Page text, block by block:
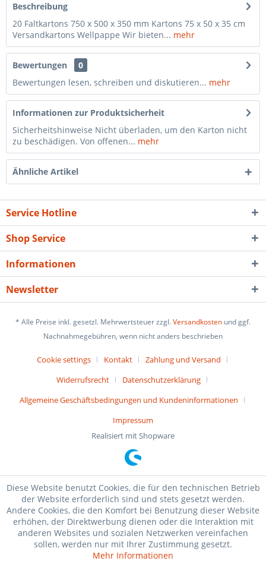
Beschreibung
20 Faltkartons 750 x 500 x 350 mm Kartons 75 x 50 x 35 cm
Versandkartons Wellpappe Wir bieten... mehr
Bewertungen
0
Bewertungen lesen, schreiben und diskutieren... mehr
Informationen zur Produktsicherheit
Sicherheitshinweise Nicht überladen, um den Karton nicht
zu beschädigen. Von offenen... mehr
Ähnliche Artikel
Service Hotline
Shop Service
Informationen
Newsletter
* Alle Preise inkl. gesetzl. Mehrwertsteuer zzgl.Versandkosten und ggf.
Nachnahmegebühren, wenn nicht anders beschrieben
Cookie settings Kontakt
Zahlung und Versand
Widerrufsrecht
Datenschutzerklärung
Allgemeine Geschäftsbedingungen und Kundeninformationen
Impressum
Realisiert mit Shopware
Diese Website benutzt Cookies, die für den technischen Betrieb
der Website erforderlich sind und stets gesetzt werden.
Andere Cookies, die den Komfort bei Benutzung dieser Website
erhöhen, der Direktwerbung dienen oder die Interaktion mit
anderen Websites und sozialen Netzwerken vereinfachen
sollen, werden nur mit Ihrer Zustimmung gesetzt.
Mehr Informationen